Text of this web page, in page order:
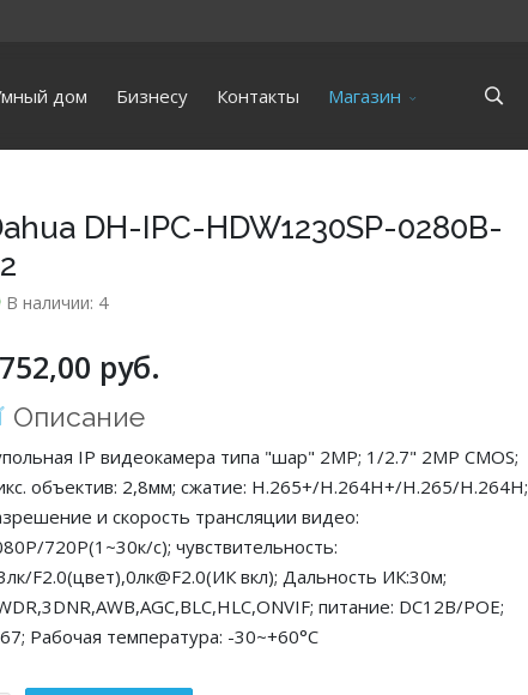
дом Бизнесу Контакты Магазин
DH-IPC-HDW1230SP-0280B-
В наличии: 4
руб.
Описание
IP видеокамера типа "шар" 2MP; 1/2.7" 2MP CMOS;
объектив: 2,8мм; сжатие: H.265+/H.264H+/H.265/H.264H;
и скорость трансляции видео:
720P(1~30к/c); чувствительность:
F2.0(цвет),0лк@F2.0(ИК вкл); Дальность ИК:30м;
питание: DC12В/PОE;
Рабочая температура: -30~+60°С